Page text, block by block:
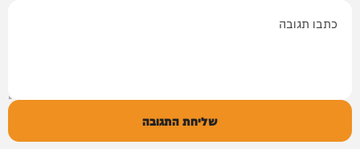
שליחת התגובה